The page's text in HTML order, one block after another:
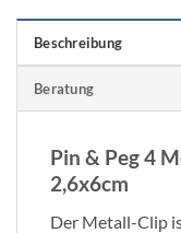
Beschreibung
Beratung
Pin & Peg 4
2,6x6cm
Der Metall-Clip